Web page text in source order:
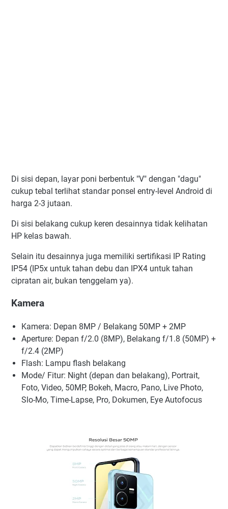
Di sisi depan, layar poni berbentuk "V" dengan "dagu"
cukup tebal terlihat standar ponsel entry-level Android di
harga 2-3 jutaan.
Di sisi belakang cukup keren desainnya tidak kelihatan
HP kelas bawah.
Selain itu desainnya juga memiliki sertifikasi IP Rating
IP54 (IP5x untuk tahan debu dan IPX4 untuk tahan
cipratan air, bukan tenggelam ya).
Kamera
Kamera: Depan 8MP / Belakang 50MP + 2MP
Aperture: Depan f/2.0 (8MP), Belakang f/1.8 (50MP) +
f/2.4 (2MP)
Flash: Lampu flash belakang
Mode/ Fitur: Night (depan dan belakang), Portrait,
Foto, Video, 50MP, Bokeh, Macro, Pano, Live Photo,
Slo-Mo, Time-Lapse, Pro, Dokumen, Eye Autofocus